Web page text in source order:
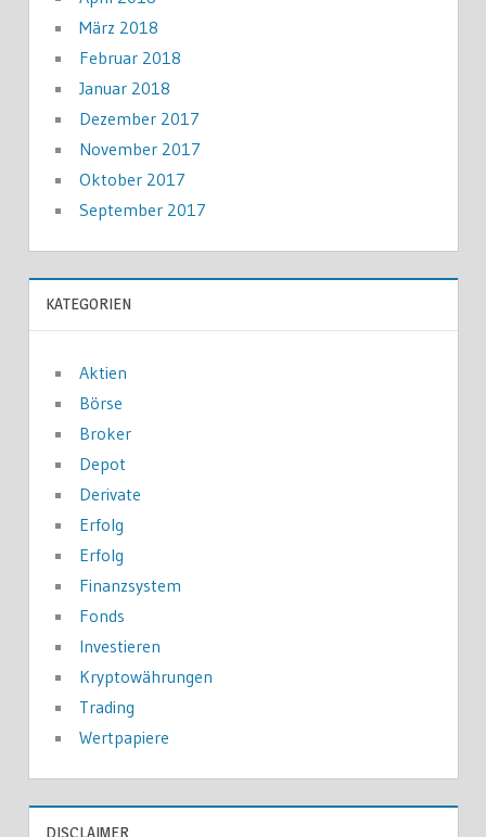
März 2018
Februar 2018
Januar 2018
Dezember 2017
November 2017
Oktober 2017
September 2017
KATEGORIEN
Aktien
Börse
Broker
Depot
Derivate
Erfolg
Erfolg
Finanzsystem
Fonds
Investieren
Kryptowährungen
Trading
Wertpapiere
DISCLAIMER